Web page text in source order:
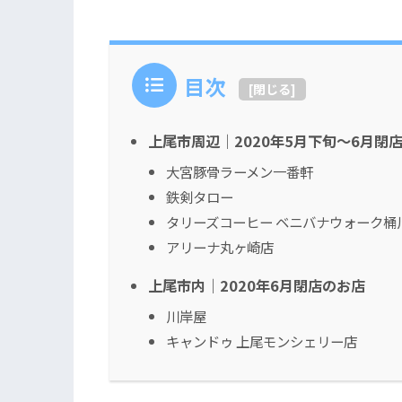
目次 [閉じる]
上尾市周辺｜2020年5月下旬〜6月閉
大宮豚骨ラーメン一番軒
鉄剣タロー
タリーズコーヒー ベニバナウォーク桶
アリーナ丸ヶ崎店
上尾市内｜2020年6月閉店のお店
川岸屋
キャンドゥ 上尾モンシェリー店